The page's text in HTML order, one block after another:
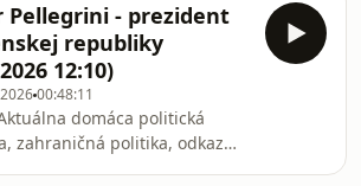
predseda strany SNS) a
Gröhling (predseda strany
NR SR). | Moderuje:
Diskusiu Sobotné
pripravuje Slovenský rozhlas,
SRo1. Reláciu
každú sobotu po 12:10.
Pellegrini - prezident
republiky
12:10)
00:48:11
domáca politická
zahraničná politika, odkaz